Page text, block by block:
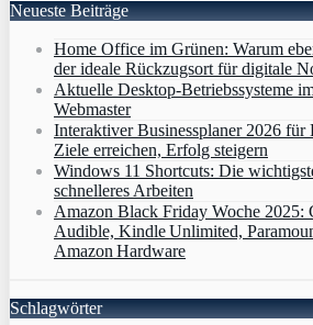
Neueste Beiträge
Home Office im Grünen: Warum
der ideale Rückzugsort für digitale
Aktuelle Desktop-Betriebssysteme
Webmaster
Interaktiver Businessplaner 2026 für
Ziele erreichen, Erfolg steigern
Windows 11 Shortcuts: Die
schnelleres Arbeiten
Amazon Black Friday Woche 2025:
Audible, Kindle Unlimited,
Amazon Hardware
Schlagwörter